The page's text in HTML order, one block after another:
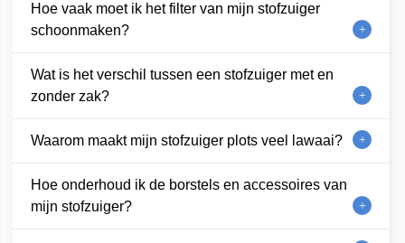
Hoe vaak moet ik het filter van mijn stofzuiger
schoonmaken?
Wat is het verschil tussen een stofzuiger met en
zonder zak?
Waarom maakt mijn stofzuiger plots veel lawaai?
Hoe onderhoud ik de borstels en accessoires van
mijn stofzuiger?